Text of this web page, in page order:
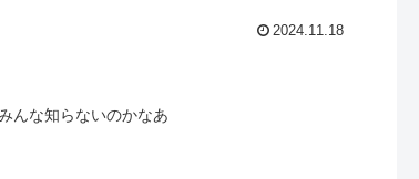
2024.11.18
んな知らないのかなあ